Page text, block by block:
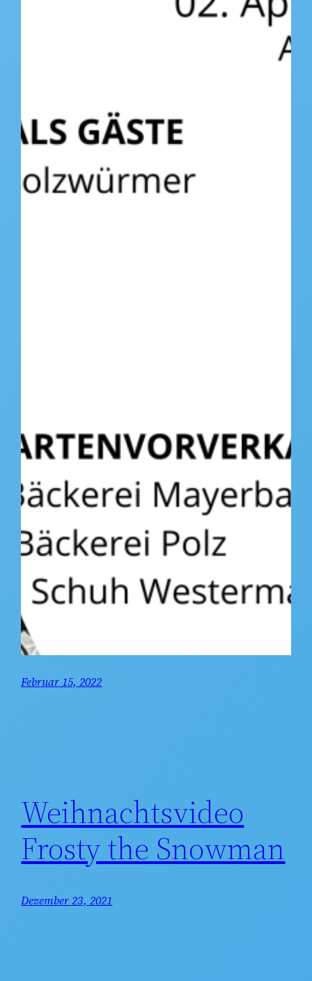
Februar 15, 2022
Weihnachtsvideo
Frosty the Snowman
Dezember 23, 2021